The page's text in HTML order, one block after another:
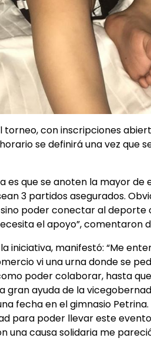
torneo, con inscripciones
se definirá una vez que
es que se anoten la mayor
3 partidos asegurados.
poder conectar al deporte
el apoyo”, comentaron
iniciativa, manifestó: “Me
vi una urna donde se
poder colaborar, hasta
gran ayuda de la
fecha en el gimnasio
para poder llevar este
causa solidaria me